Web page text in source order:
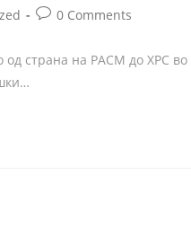
0 Comments
страна на РАСМ до ХРС